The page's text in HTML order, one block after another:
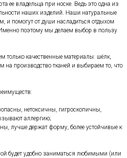
ее владельца при носке. Ведь это одна из
наших изделий. Наши натуральные
и помогут от души насладиться отдыхом
поэтому мы делаем выбор в пользу
качественные материалы: шёлк,
на производство тканей и выбираем то, что
нетоксичны, гигроскопичны,
аллергию;
лучше держат форму, более устойчивые к
будет удобно заниматься любимыми (или